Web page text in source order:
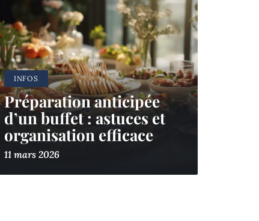
INFOS
Préparation anticipée
d’un buffet : astuces et
organisation efficace
11 mars 2026